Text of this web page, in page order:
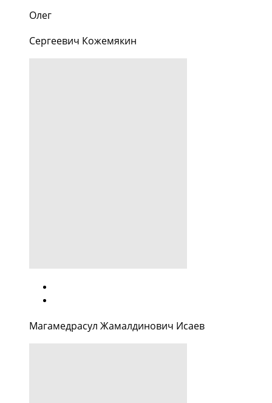
Олег
Сергеевич Кожемякин
Магамедрасул Жамалдинович Исаев